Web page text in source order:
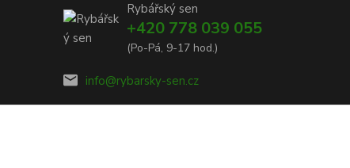
Rybářský sen
+420 778 039 055
(Po-Pá, 9-17 hod.)
info@rybarsky-sen.cz